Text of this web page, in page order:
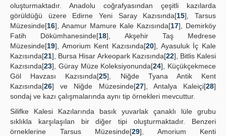
oluşturmaktadır. Anadolu coğrafyasından çeşitli kazılarda
görüldüğü üzere Edirne Yeni Saray Kazısında[15], Tarsus
Müzesinde[16], Anamur Mamure Kale Kazısında[17], Demirköy
Fatih Dökümhanesinde[18], Akşehir Taş Medrese
Müzesinde[19], Amorium Kent Kazısında[20], Ayasuluk İç Kale
Kazısında[21], Bursa Hisar Arkeopark Kazısında[22], Bitlis Kalesi
Kazısında[23], Güray Müze Koleksiyonunda[24], Küçükçekmece
Göl Havzası Kazısında[25], Niğde Tyana Antik Kent
Kazısında[26] ve Niğde Müzesinde[27], Antalya Kaleiçi[28]
sondaj ve kazı çalışmalarında aynı tip örnekleri mevcuttur.
Silifke Kalesi Kazılarında basık yuvarlak çanaklı lüle grubu
sıklıkla karşılaşılan bir diğer tipi oluşturmaktadır. Benzeri
örneklerine Tarsus Müzesinde[29], Amorium Kenti